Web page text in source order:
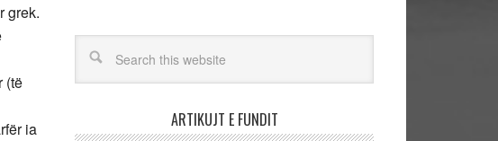
grek.
(të
ia
ARTIKUJT E FUNDIT